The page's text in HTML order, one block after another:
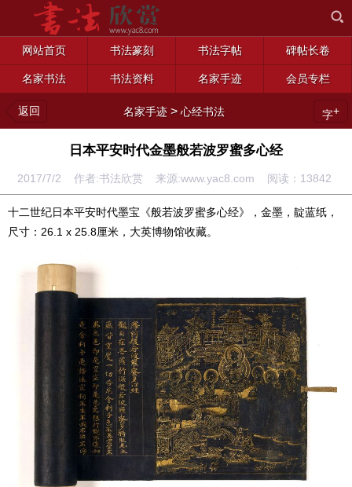
网站首页 书法篆刻 书法字帖 碑帖长卷
名家书法 书法资料 名家手迹 会员专栏
返回 名家手迹 >心经书法 字+
日本平安时代金墨般若波罗蜜多心经
2017/7/2 作者:书法欣赏 来源:www.yac8.com 阅读： 13842
十二世纪日本平安时代墨宝《般若波罗蜜多心经》，金墨，靛蓝纸，
尺寸：26.1 x 25.8厘米，大英博物馆收藏。